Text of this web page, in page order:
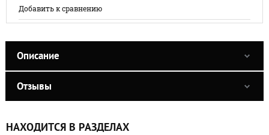
Добавить к сравнению
Описание
Отзывы
НАХОДИТСЯ В РАЗДЕЛАХ